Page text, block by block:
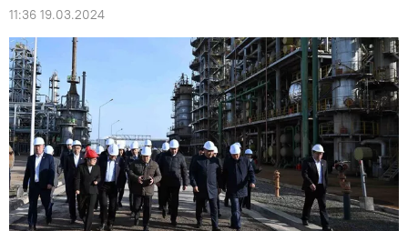
11:36 19.03.2024